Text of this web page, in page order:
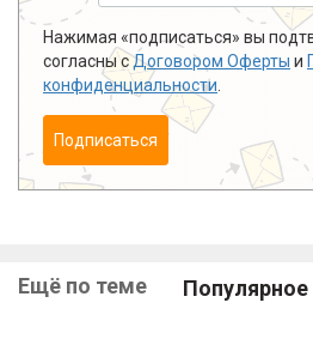
Нажимая «подписаться» вы
согласны сДоговором Оферты и
конфиденциальности
Подписаться
Ещё по теме Популярное